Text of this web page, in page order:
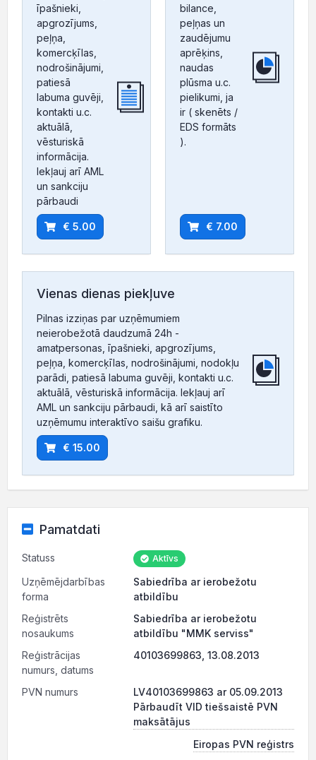
īpašnieki,
apgrozījums,
peļņa,
komercķīlas,
nodrošinājumi,
patiesā
labuma guvēji,
kontakti u.c.
aktuālā,
vēsturiskā
informācija.
Iekļauj arī AML
un sankciju
pārbaudi
€ 5.00
bilance,
peļņas un
zaudējumu
aprēķins,
naudas
plūsma u.c.
pielikumi, ja
ir ( skenēts /
EDS formāts
).
€ 7.00
Vienas dienas piekļuve
Pilnas izziņas par uzņēmumiem
neierobežotā daudzumā 24h -
amatpersonas, īpašnieki, apgrozījums,
peļņa, komercķīlas, nodrošinājumi, nodokļu
parādi, patiesā labuma guvēji, kontakti u.c.
aktuālā, vēsturiskā informācija. Iekļauj arī
AML un sankciju pārbaudi, kā arī saistīto
uzņēmumu interaktīvo saišu grafiku.
€ 15.00
Pamatdati
Statuss Aktīvs
Uzņēmējdarbības
forma
Sabiedrība ar ierobežotu
atbildību
Reģistrēts
nosaukums
Sabiedrība ar ierobežotu
atbildību "MMK serviss"
Reģistrācijas
numurs, datums
40103699863, 13.08.2013
PVN numurs
LV40103699863 ar 05.09.2013
Pārbaudīt VID tiešsaistē PVN
maksātājus
Eiropas PVN reģistrs